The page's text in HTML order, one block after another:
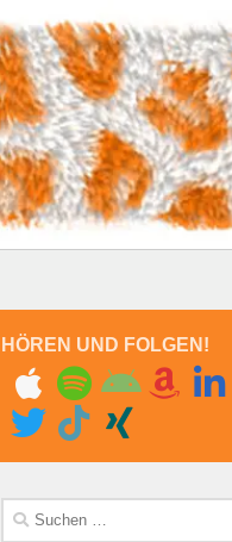
HÖREN UND FOLGEN!
Suchen